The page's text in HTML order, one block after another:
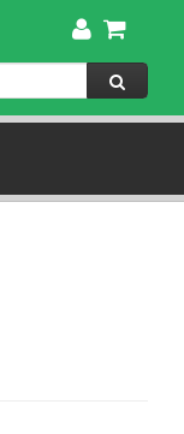
Toggle
Dropdown